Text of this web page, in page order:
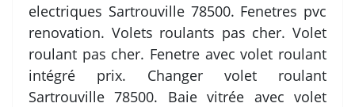
electriques Sartrouville 78500. Fenetres pvc
renovation. Volets roulants pas cher. Volet
roulant pas cher. Fenetre avec volet roulant
intégré prix. Changer volet roulant
Sartrouville 78500. Baie vitrée avec volet